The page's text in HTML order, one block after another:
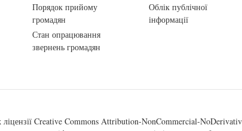
Порядок прийому
громадян
Стан опрацювання
звернень громадян
Облік публічної
інформації
Creative Commons Attribution-NonCommercial-